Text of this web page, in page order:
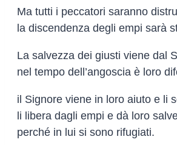
Ma tutti i peccatori saranno
la discendenza degli empi sarà
La salvezza dei giusti viene dal
nel tempo dell’angoscia è loro
il Signore viene in loro aiuto e li
li libera dagli empi e dà loro
perché in lui si sono rifugiati.